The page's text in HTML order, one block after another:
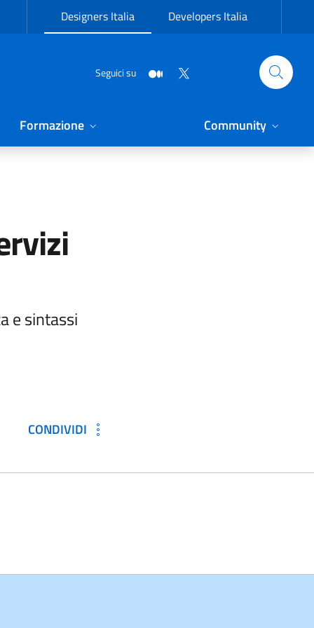
Designers Italia Developers Italia
Seguici su
Formazione Community
e sintassi
CONDIVIDI